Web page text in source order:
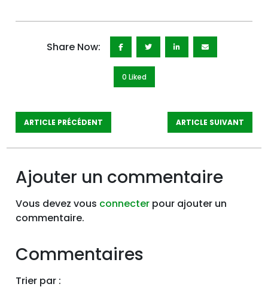
Share Now:
0 Liked
ARTICLE PRÉCÉDENT ARTICLE SUIVANT
Ajouter un commentaire
Vous devez vous connecter pour ajouter un
commentaire.
Commentaires
Trier par :